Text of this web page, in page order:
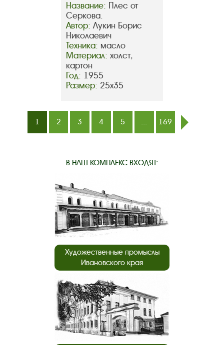
Название: Плес от
Серкова.
Автор: Лукин Борис
Николаевич
Техника: масло
Материал: холст,
картон
Год: 1955
Размер: 25х35
1 2 3 4 5 ...
169
В НАШ КОМПЛЕКС ВХОДЯТ:
Художественные промыслы
Ивановского края